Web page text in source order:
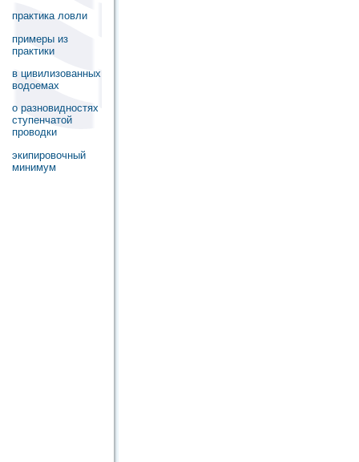
практика ловли
примеры из
практики
в цивилизованных
водоемах
о разновидностях
ступенчатой
проводки
экипировочный
минимум